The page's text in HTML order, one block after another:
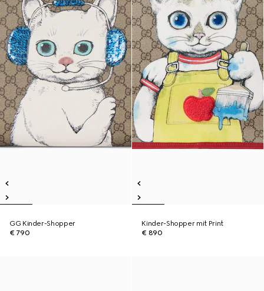
GG Kinder-Shopper
€ 790
Kinder-Shopper mit Print
€ 890